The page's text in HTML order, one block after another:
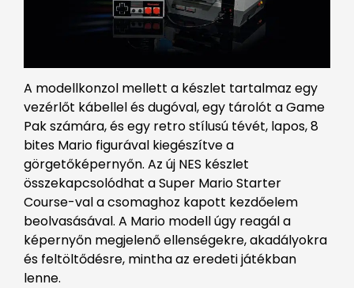
A modellkonzol mellett a készlet tartalmaz egy
vezérlőt kábellel és dugóval, egy tárolót a Game
Pak számára, és egy retro stílusú tévét, lapos, 8
bites Mario figurával kiegészítve a
görgetőképernyőn. Az új NES készlet
összekapcsolódhat a Super Mario Starter
Course-val a csomaghoz kapott kezdőelem
beolvasásával. A Mario modell úgy reagál a
képernyőn megjelenő ellenségekre, akadályokra
és feltöltődésre, mintha az eredeti játékban
lenne.